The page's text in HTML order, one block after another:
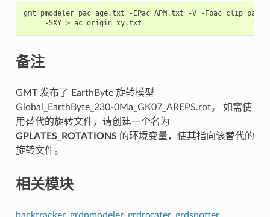
gmt pmodeler pac_age.txt -EPac_APM.txt -V
-
-SXY >
备注
GMT 发布了 EarthByte 旋转模型
Global_EarthByte_230-0Ma_GK07_AREPS.rot。 如需使
用替代的旋转文件，请创建一个名为
GPLATES_ROTATIONS的环境变量，使其指向该替代的
旋转文件。
相关模块